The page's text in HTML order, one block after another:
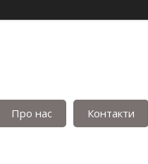
Про нас Контакти